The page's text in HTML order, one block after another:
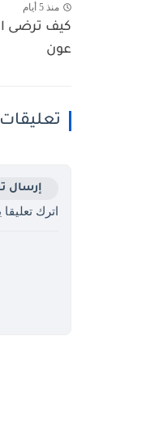
منذ 5 أيام
كيف ترضى
عون
تعليقات
إرسال
اترك